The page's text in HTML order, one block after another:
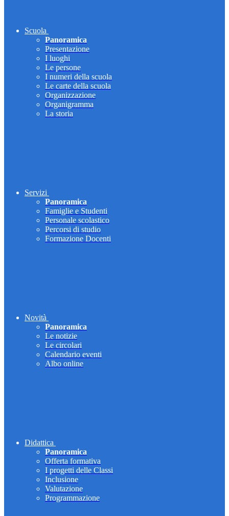
Scuola
Panoramica
Presentazione
I luoghi
Le persone
I numeri della scuola
Le carte della scuola
Organizzazione
Organigramma
La storia
Servizi
Panoramica
Famiglie e Studenti
Personale scolastico
Percorsi di studio
Formazione Docenti
Novità
Panoramica
Le notizie
Le circolari
Calendario eventi
Albo online
Didattica
Panoramica
Offerta formativa
I progetti delle Classi
Inclusione
Valutazione
Programmazione